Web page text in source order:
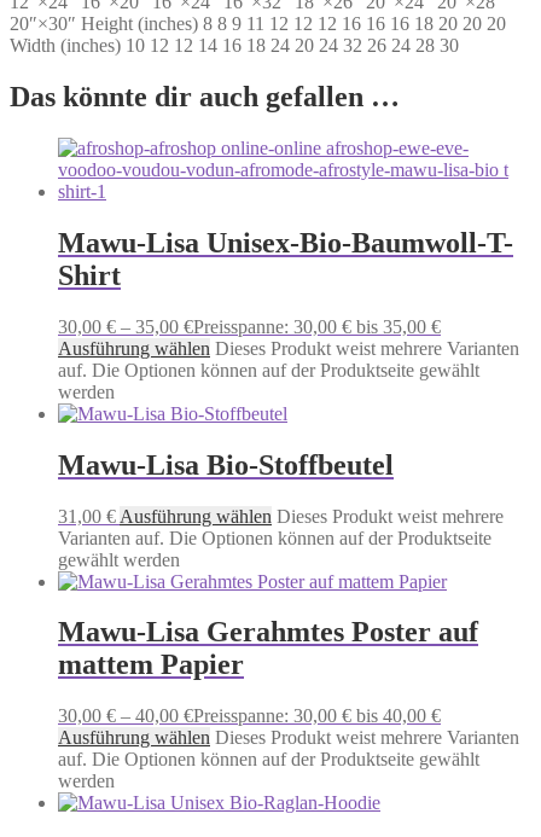
20″×30″ Height (inches) 8 8 9 11 12 12 12 16 16 16 18 20 20 20
Width (inches) 10 12 12 14 16 18 24 20 24 32 26 24 28 30
Das könnte dir auch gefallen …
Mawu-Lisa Unisex-Bio-Baumwoll-T-
Shirt
30,00 € – 35,00 €Preisspanne: 30,00 € bis 35,00 €
Ausführung wählen Dieses Produkt weist mehrere Varianten
auf. Die Optionen können auf der Produktseite gewählt
werden
Mawu-Lisa Bio-Stoffbeutel
31,00 € Ausführung wählen Dieses Produkt weist mehrere
Varianten auf. Die Optionen können auf der Produktseite
gewählt werden
Mawu-Lisa Gerahmtes Poster auf
mattem Papier
30,00 € – 40,00 €Preisspanne: 30,00 € bis 40,00 €
Ausführung wählen Dieses Produkt weist mehrere Varianten
auf. Die Optionen können auf der Produktseite gewählt
werden